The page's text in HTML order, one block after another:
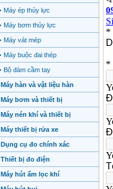
Máy ép thủy lực
Máy bơm thủy lực
Máy vát mép
Máy buộc đai thép
Bộ đàm cầm tay
Máy hàn và vật liệu hàn
Máy bơm và thiết bị
Máy nén khí và thiết bị
Máy thiết bị rửa xe
Dụng cụ đo chính xác
Thiết bị đo điện
Máy hút ẩm lọc khí